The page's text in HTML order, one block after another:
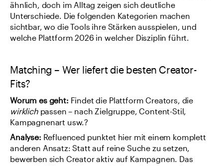
ähnlich, doch im Alltag zeigen sich deutliche
Unterschiede. Die folgenden Kategorien machen
sichtbar, wo die Tools ihre Stärken ausspielen, und
welche Plattform 2026 in welcher Disziplin führt.
Matching – Wer liefert die besten Creator-
Fits?
Worum es geht:
wirklich passen – nach Zielgruppe, Content-Stil,
Kampagnenart usw.?
Analyse: Refluenced punktet hier mit einem komplett
anderen Ansatz: Statt auf reine Suche zu setzen,
bewerben sich Creator aktiv auf Kampagnen. Das